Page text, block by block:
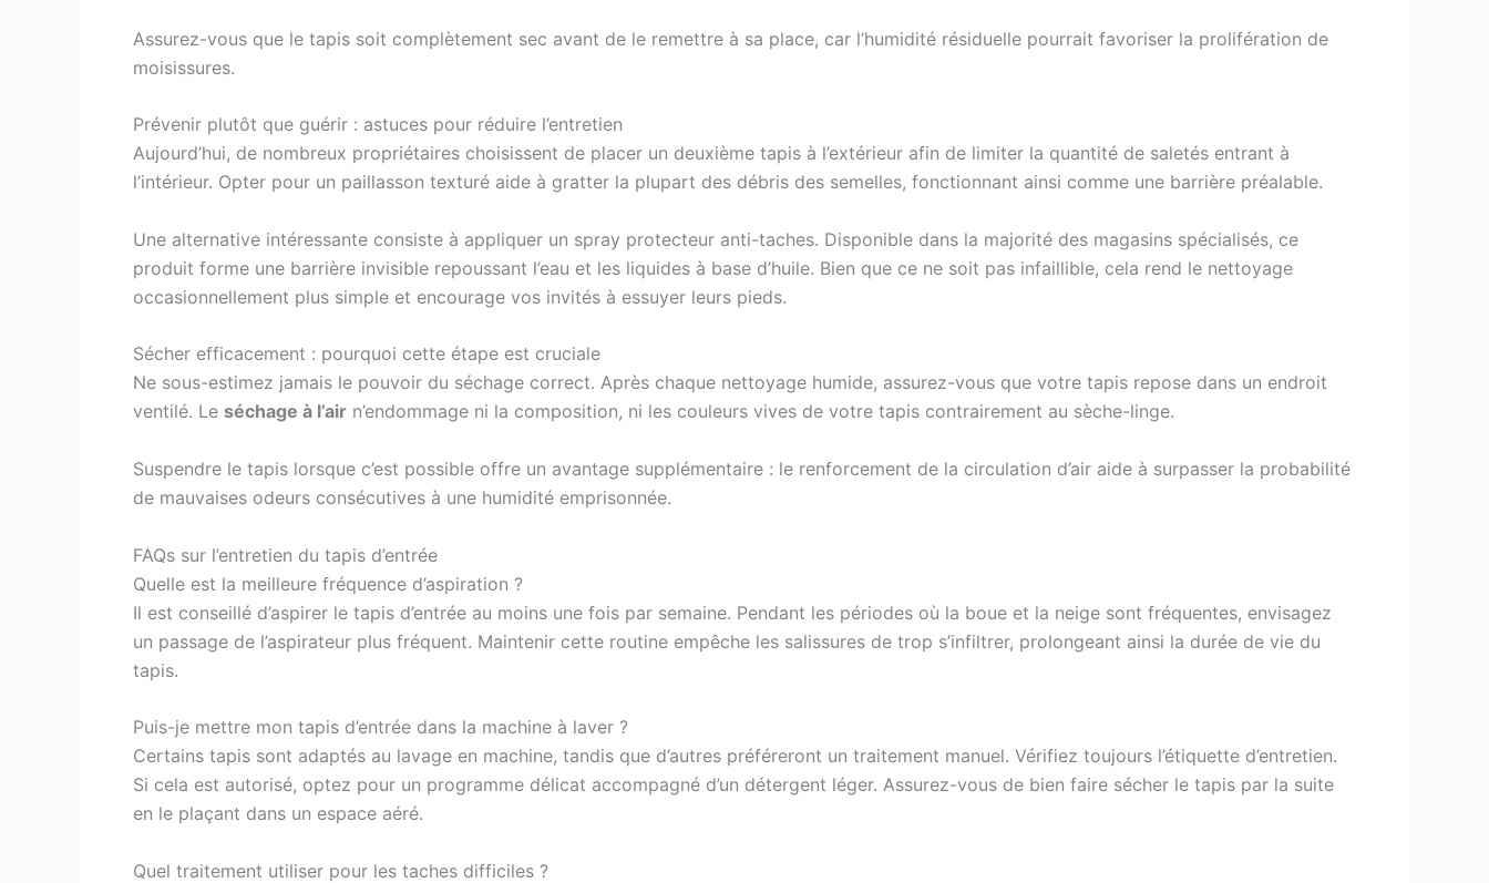
Assurez-vous que le tapis soit complètement sec avant de le remettre à sa place, car l’humidité résiduelle pourrait favoriser la prolifération de
moisissures.
Prévenir plutôt que guérir : astuces pour réduire l’entretien
Aujourd’hui, de nombreux propriétaires choisissent de placer un deuxième tapis à l’extérieur afin de limiter la quantité de saletés entrant à
l’intérieur. Opter pour un paillasson texturé aide à gratter la plupart des débris des semelles, fonctionnant ainsi comme une barrière préalable.
Une alternative intéressante consiste à appliquer un spray protecteur anti-taches. Disponible dans la majorité des magasins spécialisés, ce
produit forme une barrière invisible repoussant l’eau et les liquides à base d’huile. Bien que ce ne soit pas infaillible, cela rend le nettoyage
occasionnellement plus simple et encourage vos invités à essuyer leurs pieds.
Sécher efficacement : pourquoi cette étape est cruciale
Ne sous-estimez jamais le pouvoir du séchage correct. Après chaque nettoyage humide, assurez-vous que votre tapis repose dans un endroit
ventilé. Le séchage à l’air n’endommage ni la composition, ni les couleurs vives de votre tapis contrairement au sèche-linge.
Suspendre le tapis lorsque c’est possible offre un avantage supplémentaire : le renforcement de la circulation d’air aide à surpasser la probabilité
de mauvaises odeurs consécutives à une humidité emprisonnée.
FAQs sur l’entretien du tapis d’entrée
Quelle est la meilleure fréquence d’aspiration ?
Il est conseillé d’aspirer le tapis d’entrée au moins une fois par semaine. Pendant les périodes où la boue et la neige sont fréquentes, envisagez
un passage de l’aspirateur plus fréquent. Maintenir cette routine empêche les salissures de trop s’infiltrer, prolongeant ainsi la durée de vie du
tapis.
Puis-je mettre mon tapis d’entrée dans la machine à laver ?
Certains tapis sont adaptés au lavage en machine, tandis que d’autres préféreront un traitement manuel. Vérifiez toujours l’étiquette d’entretien.
Si cela est autorisé, optez pour un programme délicat accompagné d’un détergent léger. Assurez-vous de bien faire sécher le tapis par la suite
en le plaçant dans un espace aéré.
Quel traitement utiliser pour les taches difficiles ?